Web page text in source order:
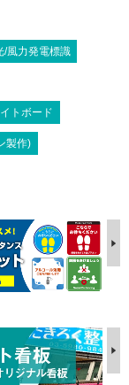
/風力発電標識
トボード
製作)